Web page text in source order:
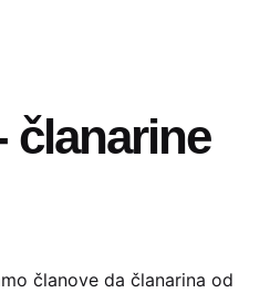
članarine
članove da članarina od